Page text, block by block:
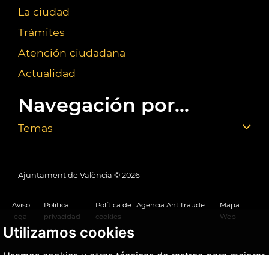
Utilizamos cookies
La ciudad
Trámites
Atención ciudadana
Actualidad
Navegación por...
Temas
Ajuntament de València © 2026
Aviso
legal
Política
privacidad
Política de
cookies
Agencia Antifraude
Mapa
Web